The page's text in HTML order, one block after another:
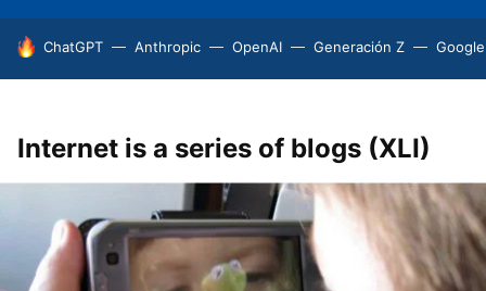
HOY SE HABLA DE
ChatGPT Anthropic OpenAI Generación Z
Internet is a series of blogs (XLI)